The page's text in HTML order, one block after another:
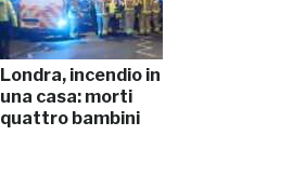
Londra, incendio in
una casa: morti
quattro bambini